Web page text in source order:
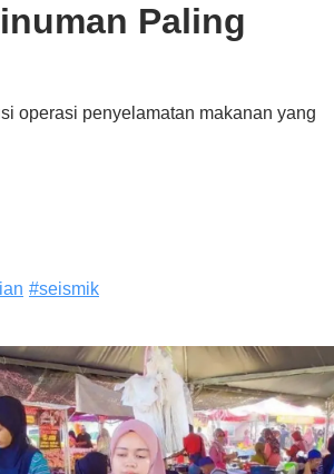
Paling
operasi penyelamatan makanan yang
#seismik